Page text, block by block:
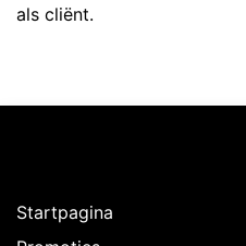
als cliënt.
Startpagina